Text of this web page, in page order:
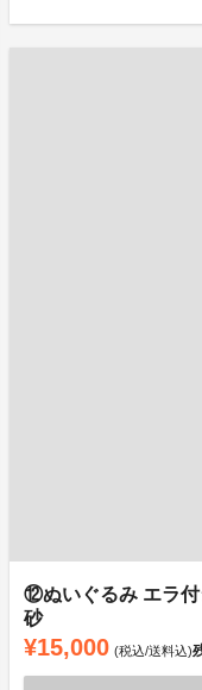
⑫ぬいぐるみ エラ付
砂
¥15,000 (税込/送料込)